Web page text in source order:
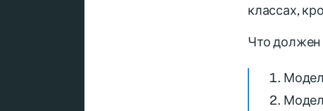
классах,
Что должен